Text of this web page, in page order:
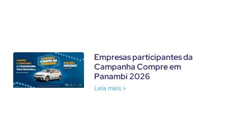
Empresas participantes da
Campanha Compre em
Panambi 2026
Leia mais »